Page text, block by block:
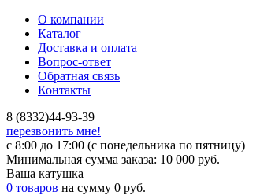
О компании
Каталог
Доставка и оплата
Вопрос-ответ
Обратная связь
Контакты
8 (8332)44-93-39
перезвонить мне!
с 8:00 до 17:00 (с понедельника по пятницу)
Минимальная сумма заказа: 10 000 руб.
Ваша катушка
0 товаров на сумму 0 руб.